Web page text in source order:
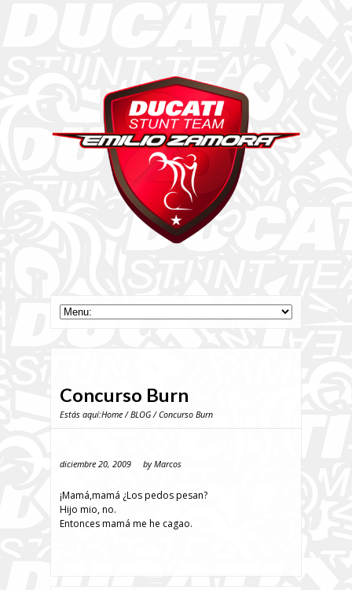
Concurso Burn
Estás aquí:Home/BLOG/ Concurso Burn
diciembre 20, 2009 byMarcos
¡Mamá,mamá ¿Los pedos pesan?
Hijo mio, no.
Entonces mamá me he cagao.